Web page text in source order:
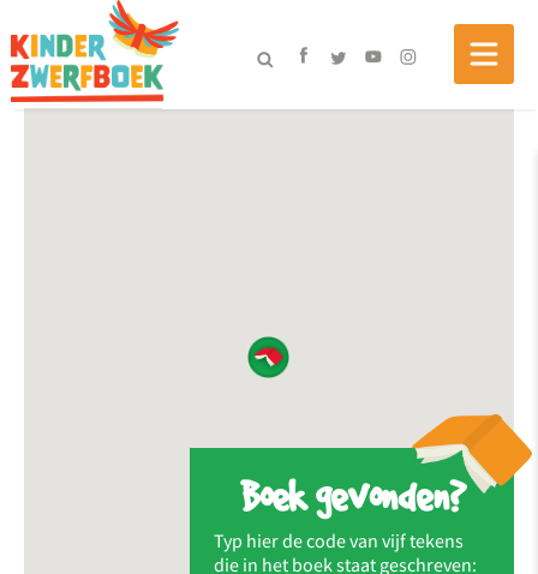
Boek gevonden?
Typ hier de code van vijf tekens
die in het boek staat geschreven: